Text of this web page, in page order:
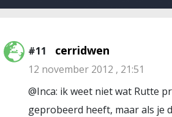
#11 cerridwen
12 november 2012 , 21:51
@Inca: ik weet niet wat Rutte
geprobeerd heeft, maar als je